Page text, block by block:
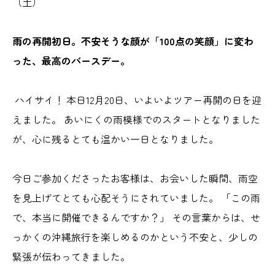
雨の再開初日。不安そうな顔が「100点の笑顔」に変わ
った、最高のバースデー。
ハイサイ！ 本日12月20日、いよいよツアー再開の日を迎
えました。 あいにくの雨模様でのスタートとなりました
が、心に残るとても温かい一日となりました。
今日ご参加くださったお客様は、お会いした瞬間、雨空
を見上げてとても心配そうにされていました。 「この雨
で、本当に開催できるんですか？」 その言葉からは、せ
っかくの沖縄旅行を楽しめるのかという不安と、少しの
緊張が伝わってきました。